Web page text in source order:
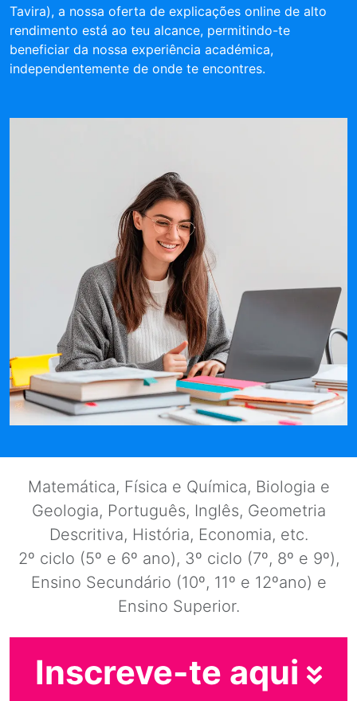
Tavira), a nossa oferta de explicações online de alto
rendimento está ao teu alcance, permitindo-te
beneficiar da nossa experiência académica,
independentemente de onde te encontres.
Matemática, Física e Química, Biologia e
Geologia, Português, Inglês, Geometria
Descritiva, História, Economia, etc.
2º ciclo (5º e 6º ano), 3º ciclo (7º, 8º e 9º),
Ensino Secundário (10º, 11º e 12ºano) e
Ensino Superior.
Inscreve-te aqui